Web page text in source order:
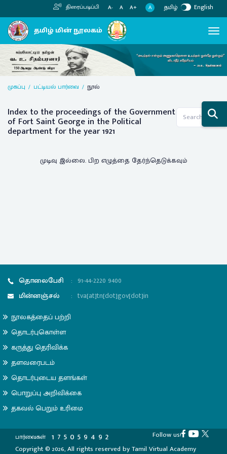
திரைப்படிப்பி A- A A+ A தமிழ் English
Previous Next
முகப்பு பட்டியல் பார்வை நூல்
Index to the proceedings of the Government
of Fort Saint George in the Political
department for the year 1921
முடிவு இல்லை. பிற எழுத்தை தேர்ந்தெடுக்கவும்
தொலைபேசி : 91-44-2220 9400
மின்னஞ்சல்
: tva[at]tn[dot]gov[dot]in
நூலகத்தைப் பற்றி
தொடர்புகொள்ள
கருத்து தெரிவிக்க
தளவரைபடம்
தொடர்புடைய தளங்கள்
பொறுப்பு அறிவிக்கை
தகவல் பெறும் உரிமை
பார்வைகள் 1 7 5 0 5 9 4 9 2
Follow us!
Copyright © 2026, All rights reserved by Tamil Virtual Academy